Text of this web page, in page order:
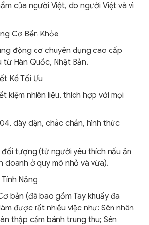
của người Việt, do người Việt và vì
Cơ Bền Khỏe
động cơ chuyên dụng cao cấp
từ Hàn Quốc, Nhật Bản.
Kế Tối Ưu
kiệm nhiên liệu, thích hợp với mọi
dày dặn, chắc chắn, hình thức
đối tượng (từ người yêu thích nấu ăn
doanh ở quy mô nhỏ và vừa).
Năng
bản (đã bao gồm Tay khuấy đa
được rất nhiều việc như: Sên nhân
thập cẩm bánh trung thu; Sên